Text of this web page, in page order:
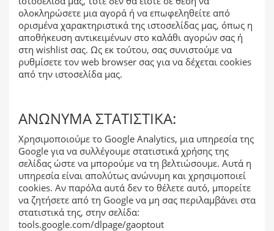
ολοκληρώσετε μια αγορά ή να επωφεληθείτε από
ορισμένα χαρακτηριστικά της ιστοσελίδας μας, όπως η
αποθήκευση αντικειμένων στο καλάθι αγορών σας ή
στη wishlist σας. Ως εκ τούτου, σας συνιστούμε να
ρυθμίσετε τον web browser σας για να δέχεται cookies
από την ιστοσελίδα μας.
ΑΝΏΝΥΜΑ ΣΤΑΤΙΣΤΙΚΆ:
Χρησιμοποιούμε το Google Analytics, μια υπηρεσία της
Google για να συλλέγουμε στατιστικά χρήσης της
σελίδας ώστε να μπορούμε να τη βελτιώσουμε. Αυτά η
υπηρεσία είναι απολύτως ανώνυμη και χρησιμοποιεί
cookies. Αν παρόλα αυτά δεν το θέλετε αυτό, μπορείτε
να ζητήσετε από τη Google να μη σας περιλαμβάνει στα
στατιστικά της, στην σελίδα:
tools.google.com/dlpage/gaoptout